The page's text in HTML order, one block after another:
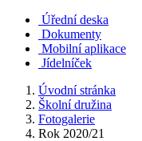
Úřední deska
Dokumenty
Mobilní aplikace
Jídelníček
Úvodní stránka
Školní družina
Fotogalerie
Rok 2020/21